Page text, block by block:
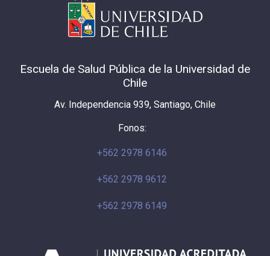
Escuela de Salud Pública de la Universidad de
Chile
Av. Independencia 939, Santiago, Chile
Fonos:
+562 2978 6146
+562 2978 9612
+562 2978 6149